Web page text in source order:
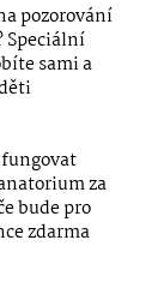
pozorování
Speciální
sami a
fungovat
za
bude pro
zdarma